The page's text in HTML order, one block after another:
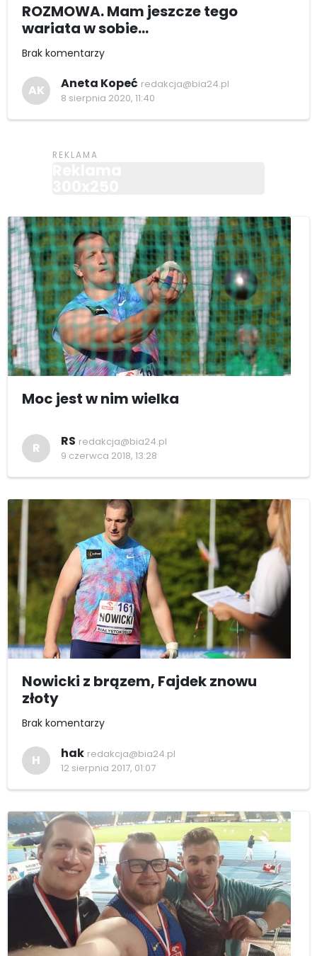
ROZMOWA. Mam jeszcze tego
wariata w sobie...
Brak komentarzy
AK Aneta Kopeć redakcja@bia24.pl
8 sierpnia 2020, 11:40
Moc jest w nim wielka
R RS redakcja@bia24.pl
9 czerwca 2018, 13:28
Nowicki z brązem, Fajdek znowu
złoty
Brak komentarzy
H hak redakcja@bia24.pl
12 sierpnia 2017, 01:07